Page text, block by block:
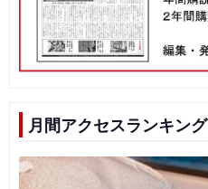
月間アクセスランキング